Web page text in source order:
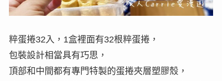
粹蛋捲32入，1盒裡面有32根粹蛋捲，
包裝設計相當具有巧思，
頂部和中間都有專門特製的蛋捲夾層塑膠殼，